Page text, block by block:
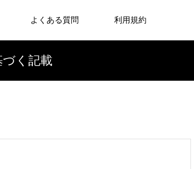
よくある質問 利用規約
wp-content/themes/nimo/functions/menu.php
く記載